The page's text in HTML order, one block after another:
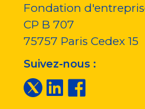
Fondation
CP B 707
75757 Paris Cedex 15
Suivez-nous :